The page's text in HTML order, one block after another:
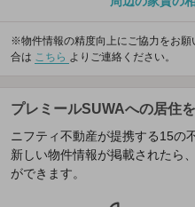
※物件情報の精度向上にご協力をお
合は こちら よりご連絡ください。
プレミールSUWAへの居住
ニフティ不動産が提携する15の
新しい物件情報が掲載されたら
ができます。